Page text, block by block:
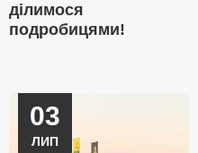
ділимося
подробицями!
03
ЛИП